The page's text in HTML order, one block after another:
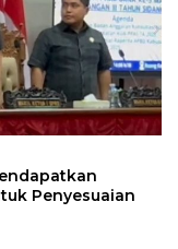
Penyesuaian